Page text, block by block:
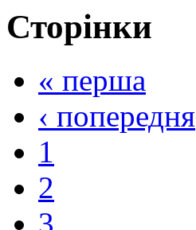
Сторінки
« перша
‹ попередня
1
2
3